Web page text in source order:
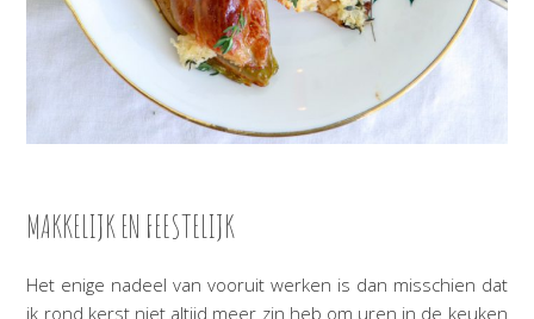
MAKKELIJK EN FEESTELIJK
Het enige nadeel van vooruit werken is dan misschien dat
ik rond kerst niet altijd meer zin heb om uren in de keuken